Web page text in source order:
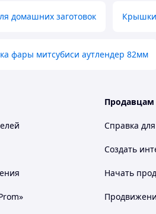
домашних заготовок Крышки
фары митсубиси аутлендер 82мм
Продавцам
Справка
Создать
Начать